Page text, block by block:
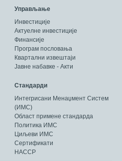
Управљање
Инвестиције
Актуелне инвестиције
Финансије
Програм пословања
Квартални извештаји
Јавне набавке - Акти
Стандарди
Интегрисани Менаџмент Систем
(ИМС)
Област примене стандарда
Политика ИМС
Циљеви ИМС
Сертификати
HACCP